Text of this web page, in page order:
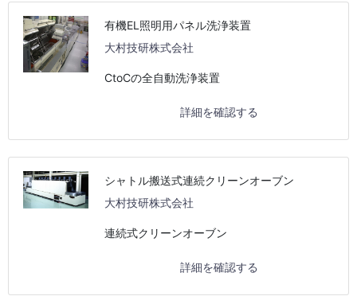
有機EL照明用パネル洗浄装置
大村技研株式会社
CtoCの全自動洗浄装置
詳細を確認する
シャトル搬送式連続クリーンオーブン
大村技研株式会社
連続式クリーンオーブン
詳細を確認する